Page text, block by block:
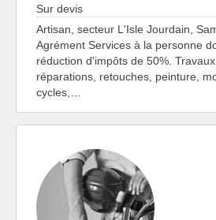
Sur devis
Artisan, secteur L'Isle Jourdain,
Agrément Services à la personne
réduction d'impôts de 50%.
réparations, retouches, peinture,
cycles,…